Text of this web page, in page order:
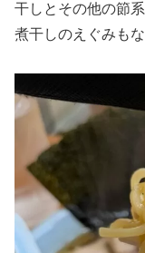
干しとその他の節
煮干しのえぐみも